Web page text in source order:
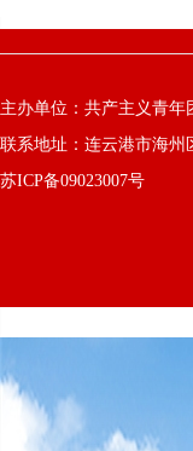
主办单位：共产主义青
联系地址：连云港市海
苏ICP备09023007号